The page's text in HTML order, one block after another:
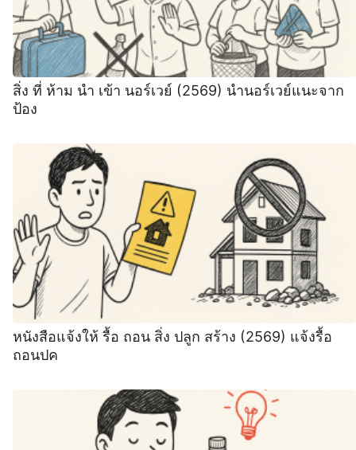
สิ่ง ที่ ห้าม นํา เข้า นอร์เวย์ (2569) นํานอร์เวย์แนะจาก
ป้อง
หนังสือแจ้งให้ รื้อ ถอน สิ่ง ปลูก สร้าง (2569) แจ้งรื้อ
ถอนปค